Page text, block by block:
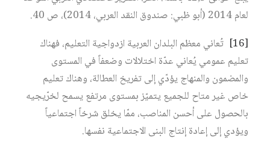
لعام 2014 (أبو ظبي: صندوق النقد العربي، 2014)، ص 40.
[16]
تُعاني معظم البلدان العربية ازدواجية التعليم، فهناك
تعليم عمومي يُعاني عدّة اختلالات وضعفاً في المستوى
والمضمون والمنهاج يؤدّي إلى تفريخ العطالة، وهناك تعليم
خاص غير متاح للجميع يتميّز بمستوى مرتفع يسمح لخرّيجيه
بالحصول على أحسن المناصب، ممّا يخلق شرخاً اجتماعياً
ويؤدي إلى إعادة إنتاج البنى الاجتماعية نفسها.